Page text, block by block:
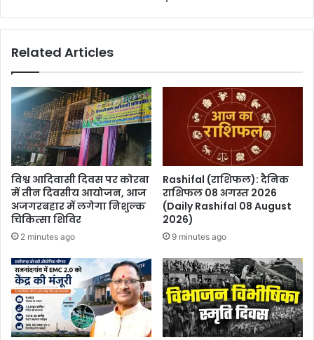
शुरू,
'द
की
तिकड़ी
Related Articles
विश्व आदिवासी दिवस पर कोरबा
में तीन दिवसीय आयोजन, आज
अजगरबहार में लगेगा निशुल्क
चिकित्सा शिविर
2 minutes ago
Rashifal (राशिफल): दैनिक
राशिफल 08 अगस्त 2026
(Daily Rashifal 08 August
2026)
9 minutes ago